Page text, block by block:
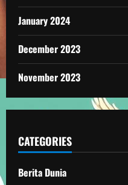
January 2024
December 2023
November 2023
CATEGORIES
Berita Dunia